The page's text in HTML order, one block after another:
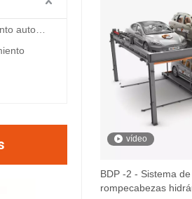
BDP-5
vídeo
BDP -2 - Sistema
rompecabezas